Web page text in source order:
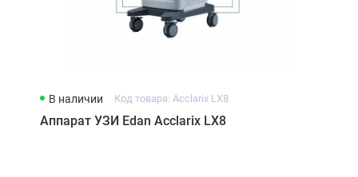
В наличии Код товара: Acclarix LX8
Аппарат УЗИ Edan Acclarix LX8